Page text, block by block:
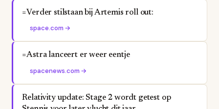
=Verder stilstaan bij Artemis roll out:
space.com →
=Astra lanceert er weer eentje
spacenews.com →
Relativity update: Stage 2 wordt getest op